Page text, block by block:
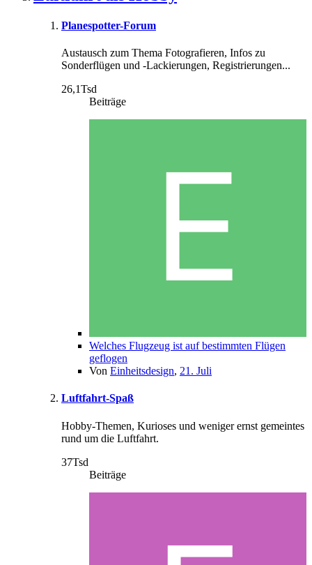
Planespotter-Forum
Austausch zum Thema Fotografieren, Infos zu
Sonderflügen und -Lackierungen, Registrierungen...
26,1Tsd
Beiträge
Welches Flugzeug ist auf bestimmten Flügen
geflogen
Von Einheitsdesign, 21. Juli
Luftfahrt-Spaß
Hobby-Themen, Kurioses und weniger ernst gemeintes
rund um die Luftfahrt.
37Tsd
Beiträge